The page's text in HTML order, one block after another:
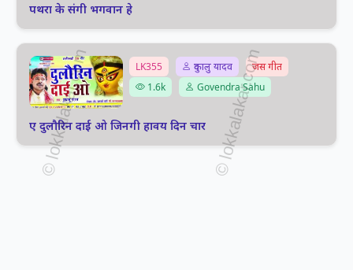
पथरा के संगी भगवान हे
LK355 दुकालु यादव
जस गीत
1.6k
Govendra Sahu
ए दुलौरिन दाई ओ जिनगी हावय दिन चार